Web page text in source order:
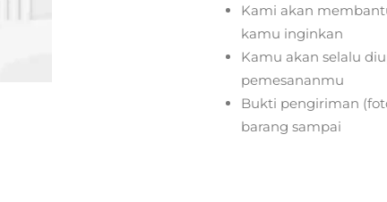
Kami akan
kamu inginkan
Kamu akan selalu
pemesananmu
Bukti pengiriman
barang sampai